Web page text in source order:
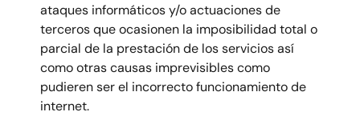
ataques informáticos y/o actuaciones de
terceros que ocasionen la imposibilidad total o
parcial de la prestación de los servicios así
como otras causas imprevisibles como
pudieren ser el incorrecto funcionamiento de
internet.